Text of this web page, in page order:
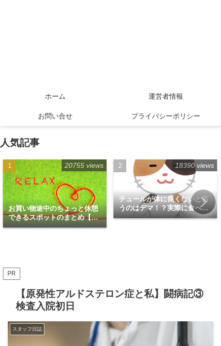
ホーム 運営者情報
お問い合せ プライバシーポリシー
人気記事
お買い物途中のちょっと休憩
できるスポットのまとめ【福
岡天神エリア編】
20755 views
チュールが体に良くないと言
うのはデマ！？実際に食べて
みた！
18390 views
PR
【原発性アルドステロン症と私】闘病記③
検査入院初日
スタッフ日誌